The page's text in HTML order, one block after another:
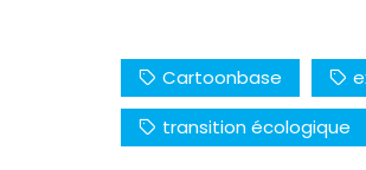
Cartoonbase
transition écologique